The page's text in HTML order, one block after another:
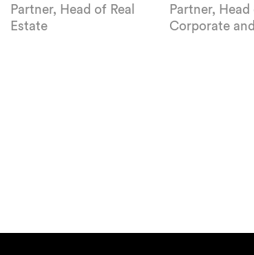
Partner, Head of Real
Estate
Partner, Head
Corporate